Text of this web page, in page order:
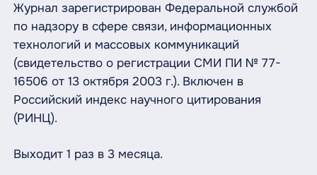
Журнал зарегистрирован Федеральной службой
по надзору в сфере связи, информационных
технологий и массовых коммуникаций
(свидетельство о регистрации СМИ ПИ № 77-
16506 от 13 октября 2003 г.). Включен в
Российский индекс научного цитирования
(РИНЦ).
Выходит 1 раз в 3 месяца.